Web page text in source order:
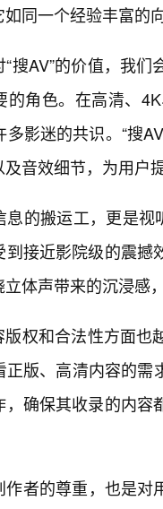
同一个经验丰富的
搜AV”的价值，我
的角色。在高清、
影迷的共识。“搜
音效细节，为用户
息的搬运工，更是视
接近影院级的震
体声带来的沉浸感
版权和合法性方面
版、高清内容的需
，确保其收录的内
者的尊重，也是对